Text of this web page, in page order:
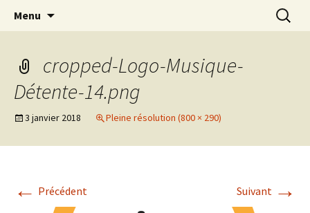
Musique Détente La Radio
Laissez vous emporter par la musique
Menu
cropped-Logo-Musique-
Détente-14.png
3 janvier 2018 Pleine résolution (800 × 290)
← Précédent Suivant →